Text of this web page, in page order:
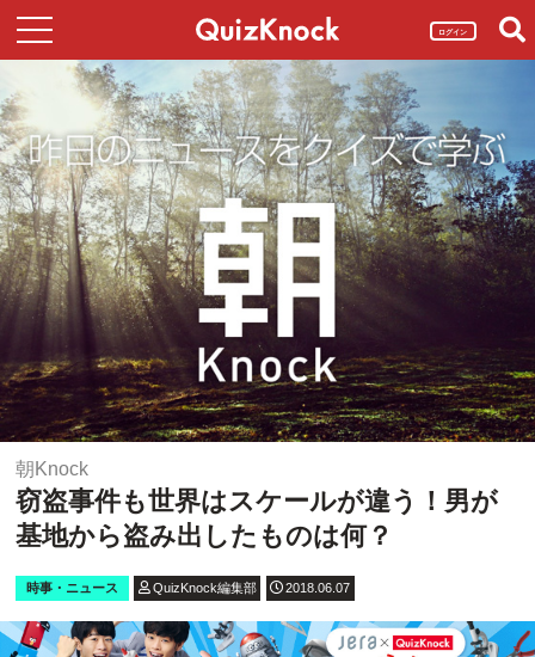
ログイン
朝Knock
窃盗事件も世界はスケールが違う！男が
基地から盗み出したものは何？
時事・ニュース QuizKnock編集部 2018.06.07